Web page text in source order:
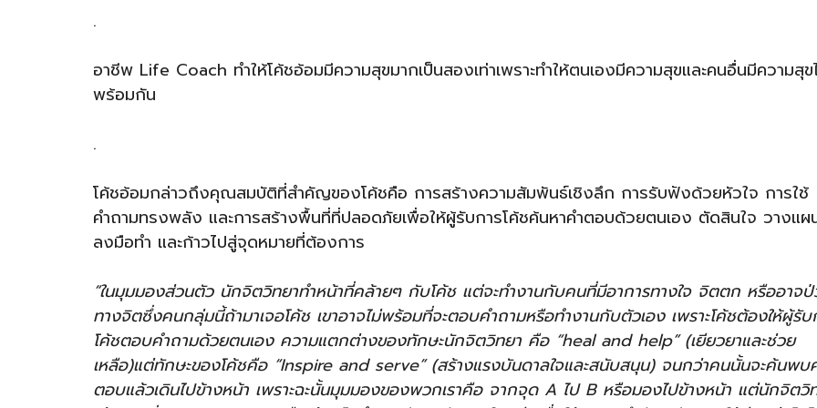
.
อาชีพ Life Coach ทำให้โค้ชอ้อมมีความสุขมากเป็นสองเท่าเพราะทำให้ตนเองมีความสุขและคนอื่นมีความสุข
พร้อมกัน
.
โค้ชอ้อมกล่าวถึงคุณสมบัติที่สำคัญของโค้ชคือ การสร้างความสัมพันธ์เชิงลึก การรับฟังด้วยหัวใจ การใช้
คำถามทรงพลัง และการสร้างพื้นที่ที่ปลอดภัยเพื่อให้ผู้รับการโค้ชค้นหาคำตอบด้วยตนเอง ตัดสินใจ วางแผ
ลงมือทำ และก้าวไปสู่จุดหมายที่ต้องการ
“ในมุมมองส่วนตัว นักจิตวิทยาทำหน้าที่คล้ายๆ กับโค้ช แต่จะทำงานกับคนที่มีอาการทางใจ จิตตก หรืออาจ
ทางจิตซึ่งคนกลุ่มนี้ถ้ามาเจอโค้ช เขาอาจไม่พร้อมที่จะตอบคำถามหรือทำงานกับตัวเอง เพราะโค้ชต้องให้ผู้รับ
โค้ชตอบคำถามด้วยตนเอง ความแตกต่างของทักษะนักจิตวิทยา คือ “heal and help” (เยียวยาและช่วย
เหลือ)แต่ทักษะของโค้ชคือ “Inspire and serve” (สร้างแรงบันดาลใจและสนับสนุน) จนกว่าคนนั้นจะค้นพบ
ตอบแล้วเดินไปข้างหน้า เพราะฉะนั้นมุมมองของพวกเราคือ จากจุด A ไป B หรือมองไปข้างหน้า แต่นักจิตวิ